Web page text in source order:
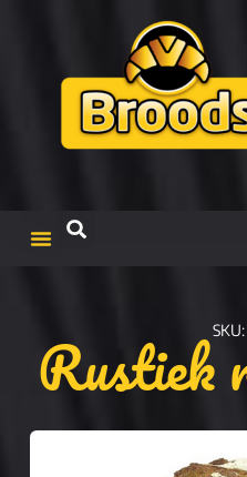
Rustiek